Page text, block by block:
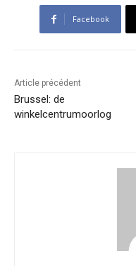
Facebook
Article précédent
Brussel: de
winkelcentrumoorlog